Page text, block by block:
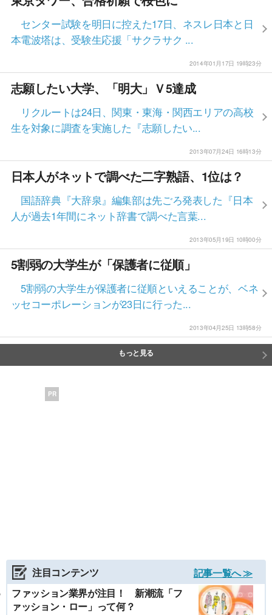
センター試験を明日に控えた17日、ネスレ日本と日
本電波塔は、受験生応援「サクラサク ...
2014年01月17日 19時23分
志願したい大学、「明大」Ｖ5達成
リクルートは24日、関東・東海・関西エリアの高校
生を対象に調査を実施した『志願したい...
2013年07月24日 16時13分
日本人がネットで調べた二字熟語、1位は？
国語辞典『大辞泉』編集部は先ごろ発表した『日本
人が過去1年間にネット辞書で調べた言葉...
2013年05月19日 10時00分
5割弱の大学生が「保護者に従順」
5割弱の大学生が保護者に従順といえることが、ベネ
ッセコーポレーションが23日に行った...
2013年04月25日 13時58分
もっと見る
PR
注目コンテンツ
記事一覧へ ≫
ファッション業界が注目！ 新潮流「フ
ァッション・ロー」って何？